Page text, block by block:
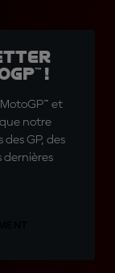
!
et
notre
GP, des
dernières